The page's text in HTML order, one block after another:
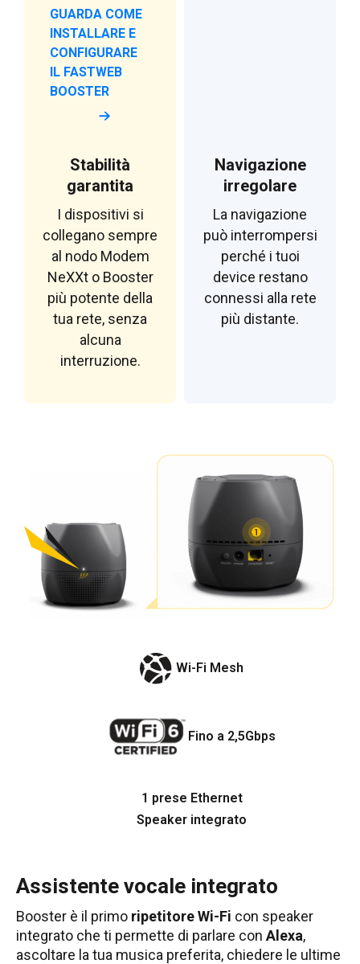
GUARDA COME
INSTALLARE E
CONFIGURARE
IL FASTWEB
BOOSTER
Stabilità
garantita
I dispositivi si
collegano sempre
al nodo Modem
NeXXt o Booster
più potente della
tua rete, senza
alcuna
interruzione.
Navigazione
irregolare
La navigazione
può interrompersi
perché i tuoi
device restano
connessi alla rete
più distante.
Wi-Fi Mesh
Fino a 2,5Gbps
1 prese Ethernet
Speaker integrato
Assistente vocale integrato
Booster è il primo ripetitore Wi-Fi con speaker
integrato che ti permette di parlare con Alexa,
ascoltare la tua musica preferita, chiedere le ultime